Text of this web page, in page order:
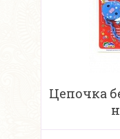
Цепочка